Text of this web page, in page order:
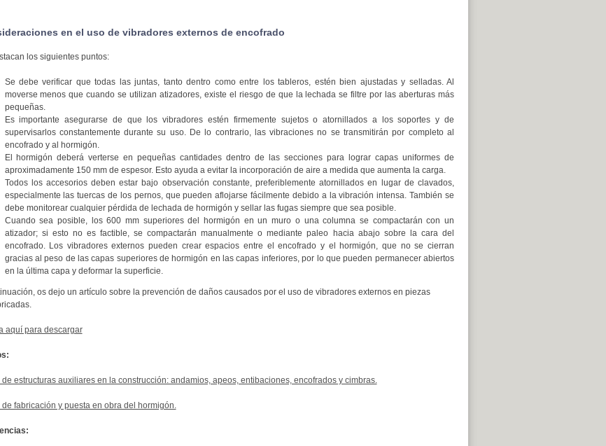
en el uso de vibradores externos de encofrado
los siguientes puntos:
Se debe verificar que todas las juntas, tanto dentro como entre los tableros, estén bien ajustadas y selladas. Al
moverse menos que cuando se utilizan atizadores, existe el riesgo de que la lechada se filtre por las aberturas más
pequeñas.
Es importante asegurarse de que los vibradores estén firmemente sujetos o atornillados a los soportes y de
supervisarlos constantemente durante su uso. De lo contrario, las vibraciones no se transmitirán por completo al
encofrado y al hormigón.
El hormigón deberá verterse en pequeñas cantidades dentro de las secciones para lograr capas uniformes de
aproximadamente 150 mm de espesor. Esto ayuda a evitar la incorporación de aire a medida que aumenta la carga.
Todos los accesorios deben estar bajo observación constante, preferiblemente atornillados en lugar de clavados,
especialmente las tuercas de los pernos, que pueden aflojarse fácilmente debido a la vibración intensa. También se
debe monitorear cualquier pérdida de lechada de hormigón y sellar las fugas siempre que sea posible.
Cuando sea posible, los 600 mm superiores del hormigón en un muro o una columna se compactarán con un
atizador; si esto no es factible, se compactarán manualmente o mediante paleo hacia abajo sobre la cara del
encofrado. Los vibradores externos pueden crear espacios entre el encofrado y el hormigón, que no se cierran
gracias al peso de las capas superiores de hormigón en las capas inferiores, por lo que pueden permanecer abiertos
en la última capa y deformar la superficie.
os dejo un artículo sobre la prevención de daños causados por el uso de vibradores externos en piezas
aquí para descargar
de estructuras auxiliares en la construcción: andamios, apeos, entibaciones, encofrados y cimbras.
de fabricación y puesta en obra del hormigón.